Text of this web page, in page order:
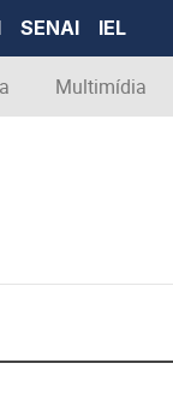
SENAI IEL
Multimídia